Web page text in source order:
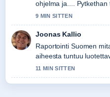
ohjelma ja.... Pytkethan
9 MIN SITTEN
Joonas Kallio
Raportointi Suomen
aiheesta tuntuu
11 MIN SITTEN